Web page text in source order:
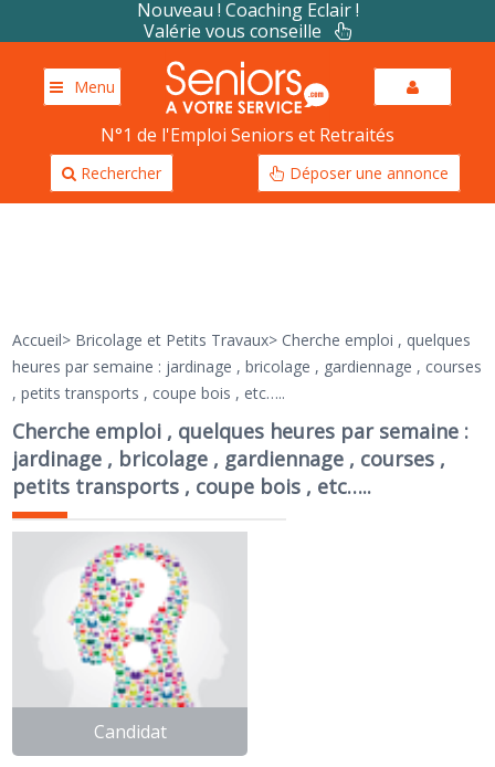
Nouveau ! Coaching Eclair !
Valérie vous conseille
Menu
N°1 de l'Emploi Seniors et Retraités
Rechercher Déposer une annonce
Accueil> Bricolage et Petits Travaux> Cherche emploi , quelques
heures par semaine : jardinage , bricolage , gardiennage , courses
, petits transports , coupe bois , etc…..
Cherche emploi , quelques heures par semaine :
jardinage , bricolage , gardiennage , courses ,
petits transports , coupe bois , etc…..
Candidat